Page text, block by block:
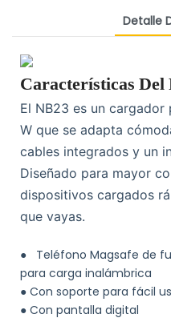
Detalle
Características Del
El NB23 es un
W que se adapta
cables integrados y un
Diseñado para mayor
dispositivos cargados
que vayas.
●
Teléfono Magsafe de
para carga inalámbrica
● Con soporte para fácil
● Con pantalla digital